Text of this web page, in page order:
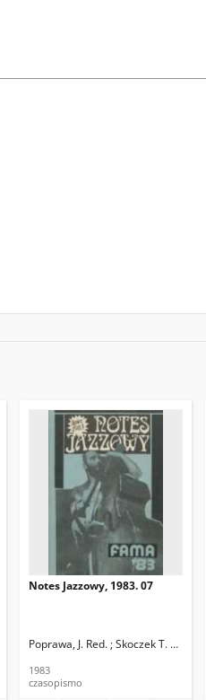
Notes Jazzowy, 1983. 07
Poprawa, J. Red. ; Skoczek T. Red.
1983
czasopismo